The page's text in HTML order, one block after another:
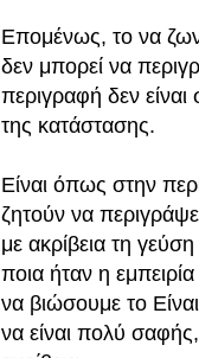
Επομένως, το να
δεν μπορεί να
περιγραφή δεν
της κατάστασης.
Είναι όπως στην
ζητούν να
με ακρίβεια τη
ποια ήταν η
να βιώσουμε το
να είναι πολύ